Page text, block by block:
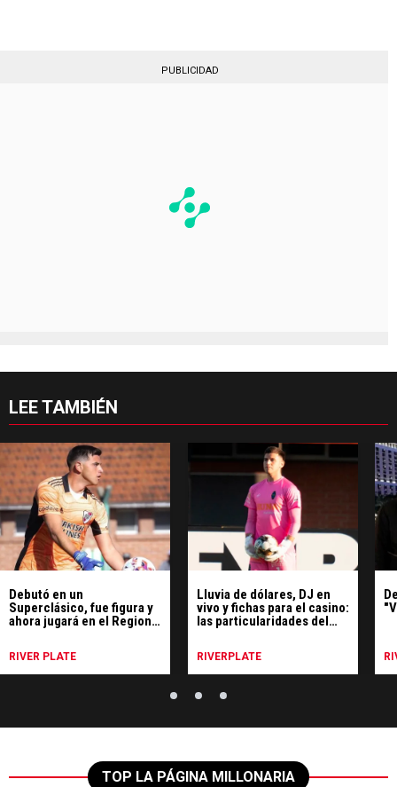
PUBLICIDAD
LEE TAMBIÉN
Debutó en un
Superclásico, fue figura y
ahora jugará en el Regional
RIVER PLATE
Lluvia de dólares, DJ en
vivo y fichas para el casino:
las particularidades del
RIVERPLATE
TOP LA PÁGINA MILLONARIA